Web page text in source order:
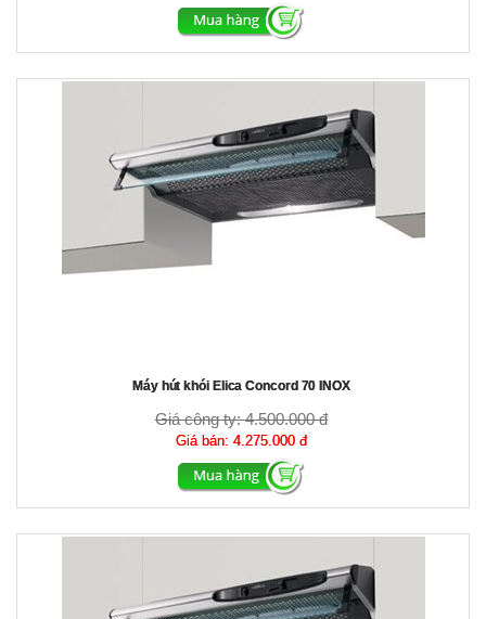
Máy hút khói Elica Concord 70 INOX
Giá công ty:4.500.000 đ
Giá bán: 4.275.000 đ